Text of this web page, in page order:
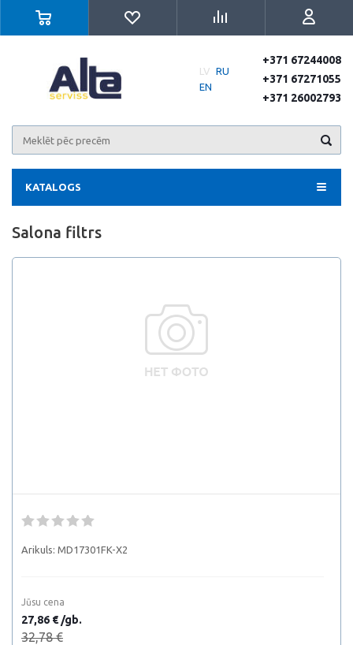
LV RU
EN
+371 67244008
+371 67271055
+371 26002793
KATALOGS
Salona filtrs
Arikuls: MD17301FK-X2
Jūsu cena
27,86 € /gb.
32,78 €